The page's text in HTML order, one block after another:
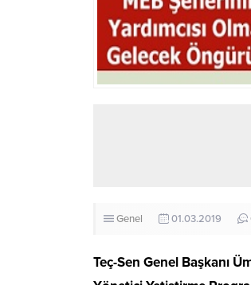
Genel 01.03.2019
Teç-Sen Genel Başkanı